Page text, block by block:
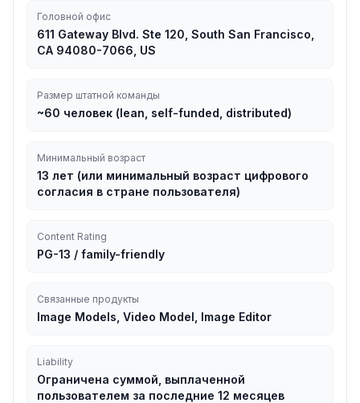
Головной офис
611 Gateway Blvd. Ste 120, South San Francisco,
CA 94080-7066, US
Размер штатной команды
~60 человек (lean, self-funded, distributed)
Минимальный возраст
13 лет (или минимальный возраст цифрового
согласия в стране пользователя)
Content Rating
PG-13 / family-friendly
Связанные продукты
Image Models, Video Model, Image Editor
Liability
Ограничена суммой, выплаченной
пользователем за последние 12 месяцев